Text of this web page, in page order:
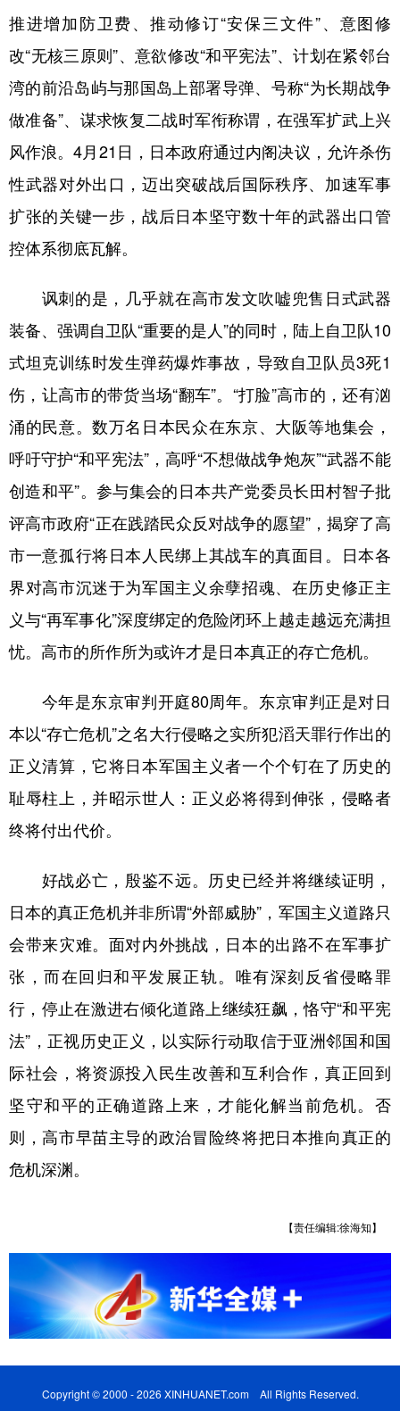
推进增加防卫费、推动修订“安保三文件”、意图修
改“无核三原则”、意欲修改“和平宪法”、计划在紧邻台
湾的前沿岛屿与那国岛上部署导弹、号称“为长期战争
做准备”、谋求恢复二战时军衔称谓，在强军扩武上兴
风作浪。4月21日，日本政府通过内阁决议，允许杀伤
性武器对外出口，迈出突破战后国际秩序、加速军事
扩张的关键一步，战后日本坚守数十年的武器出口管
控体系彻底瓦解。
讽刺的是，几乎就在高市发文吹嘘兜售日式武器
装备、强调自卫队“重要的是人”的同时，陆上自卫队10
式坦克训练时发生弹药爆炸事故，导致自卫队员3死1
伤，让高市的带货当场“翻车”。“打脸”高市的，还有汹
涌的民意。数万名日本民众在东京、大阪等地集会，
呼吁守护“和平宪法”，高呼“不想做战争炮灰”“武器不能
创造和平”。参与集会的日本共产党委员长田村智子批
评高市政府“正在践踏民众反对战争的愿望”，揭穿了高
市一意孤行将日本人民绑上其战车的真面目。日本各
界对高市沉迷于为军国主义余孽招魂、在历史修正主
义与“再军事化”深度绑定的危险闭环上越走越远充满担
忧。高市的所作所为或许才是日本真正的存亡危机。
今年是东京审判开庭80周年。东京审判正是对日
本以“存亡危机”之名大行侵略之实所犯滔天罪行作出的
正义清算，它将日本军国主义者一个个钉在了历史的
耻辱柱上，并昭示世人：正义必将得到伸张，侵略者
终将付出代价。
好战必亡，殷鉴不远。历史已经并将继续证明，
日本的真正危机并非所谓“外部威胁”，军国主义道路只
会带来灾难。面对内外挑战，日本的出路不在军事扩
张，而在回归和平发展正轨。唯有深刻反省侵略罪
行，停止在激进右倾化道路上继续狂飙，恪守“和平宪
法”，正视历史正义，以实际行动取信于亚洲邻国和国
际社会，将资源投入民生改善和互利合作，真正回到
坚守和平的正确道路上来，才能化解当前危机。否
则，高市早苗主导的政治冒险终将把日本推向真正的
危机深渊。
【责任编辑:徐海知】
Copyright © 2000 - 2026 XINHUANET.com All Rights Reserved.